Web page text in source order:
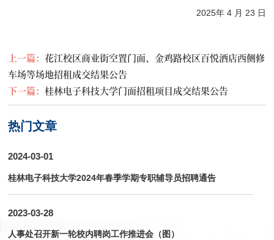
上一篇：花江校区商业街空置门面、金鸡路校区百悦酒店西侧修
车场等场地招租成交结果公告
下一篇：桂林电子科技大学门面招租项目成交结果公告
热门文章
2024-03-01
桂林电子科技大学2024年春季学期专职辅导员招聘通告
2023-03-28
人事处召开新一轮校内聘岗工作推进会（图）
2025年4 月 23 日